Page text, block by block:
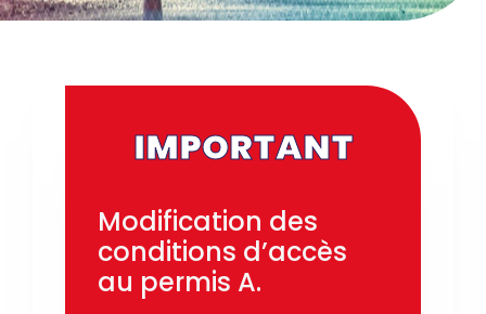
IMPORTANT
Modification des
conditions d’accès
au permis A.